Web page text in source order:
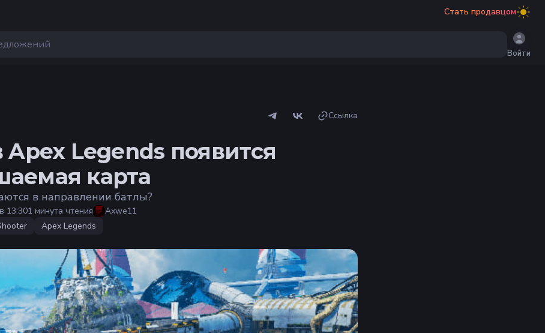
Стать продавцом
Войти
Ссылка
Apex Legends появится
карта
в направлении батлы?
13:301 минута чтения
Axwe11
Apex Legends